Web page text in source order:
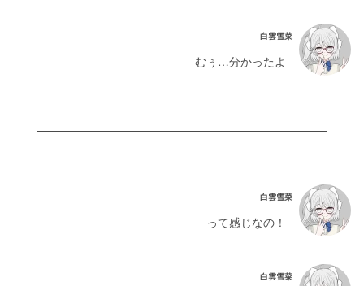
白雲雪菜
むぅ…分かったよ
白雲雪菜
って感じなの！
白雲雪菜